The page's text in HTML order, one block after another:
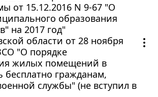
от 15.12.2016 N 9-67 "О
образования
на 2017 год"
области от 28 ноября
"О порядке
жилых помещений в
бесплатно гражданам,
службы" (не вступил в